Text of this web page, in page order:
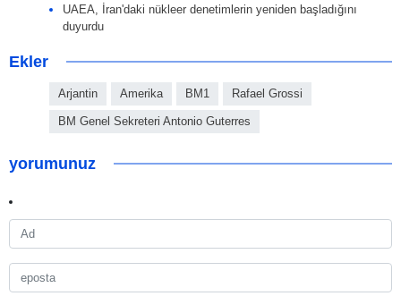
UAEA, İran'daki nükleer denetimlerin yeniden başladığını
duyurdu
Ekler
Arjantin Amerika BM1 Rafael Grossi
BM Genel Sekreteri Antonio Guterres
yorumunuz